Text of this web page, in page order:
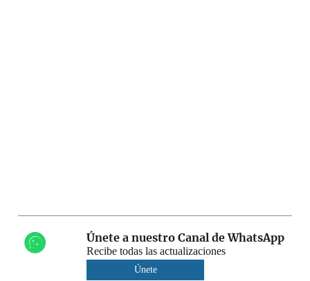
Únete a nuestro Canal de WhatsApp
Recibe todas las actualizaciones
Únete